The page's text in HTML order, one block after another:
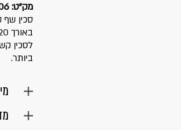
מק"ט: dm706
לסכין
ביותר.